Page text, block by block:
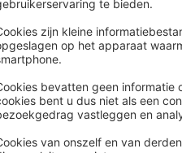
de eerdere uitspraak van
volgens FNV-
een langdurige
tijdelijk is
naar een ander hof
aldus Sauer. In